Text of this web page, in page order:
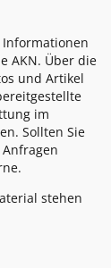
Informationen
AKN. Über die
und Artikel
im
Sollten Sie
stehen